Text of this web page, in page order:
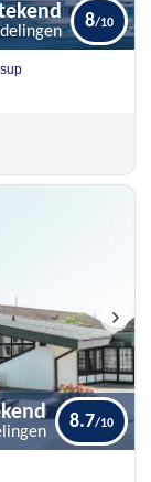
sup
8
8.7